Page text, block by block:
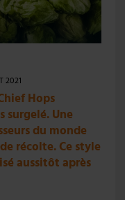
2021
Hops
surgelé. Une
du monde
récolte. Ce style
aussitôt après